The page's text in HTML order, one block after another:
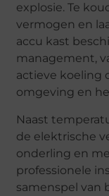
explosie. Te
vermogen en
accu kast
management,
actieve koeling
omgeving en
Naast
de elektrische
onderling en
professionele
samenspel van